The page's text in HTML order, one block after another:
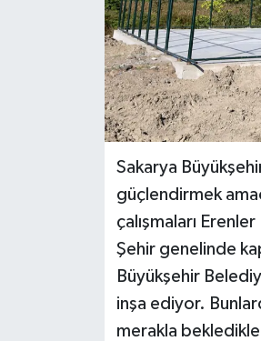
Sakarya
güçlendirmek
çalışmaları
Şehir genelinde
Büyükşehir
inşa ediyor.
merakla